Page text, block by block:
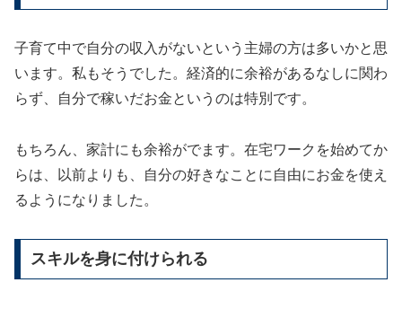
子育て中で自分の収入がないという主婦の方は多いかと思
います。私もそうでした。経済的に余裕があるなしに関わ
らず、自分で稼いだお金というのは特別です。
もちろん、家計にも余裕がでます。在宅ワークを始めてか
らは、以前よりも、自分の好きなことに自由にお金を使え
るようになりました。
スキルを身に付けられる